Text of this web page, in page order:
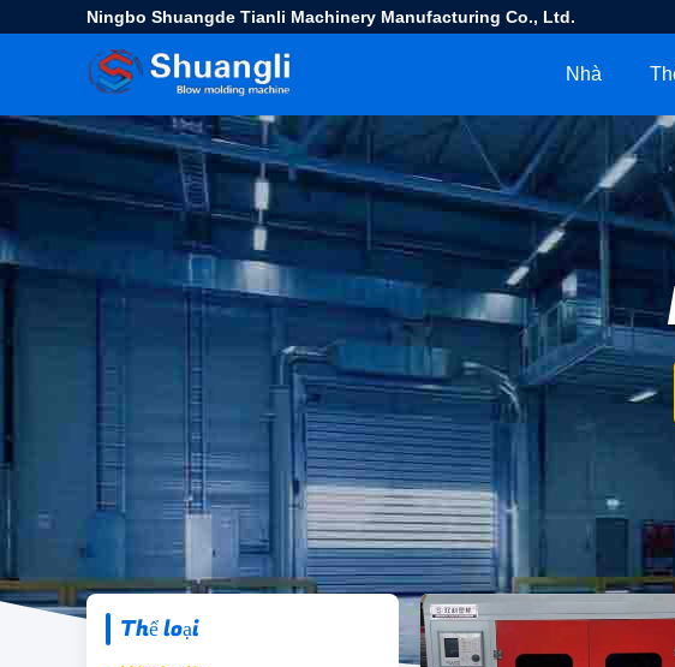
Ningbo Shuangde Tianli Machinery Manufacturing Co., Ltd.
Nhà
Thể loại